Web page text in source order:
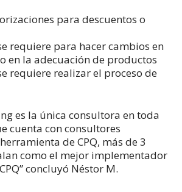
para descuentos o
requiere para hacer cambios en
en la adecuación de productos
requiere realizar el proceso de
es la única consultora en toda
cuenta con consultores
de CPQ, más de 3
como el mejor implementador
concluyó Néstor M.